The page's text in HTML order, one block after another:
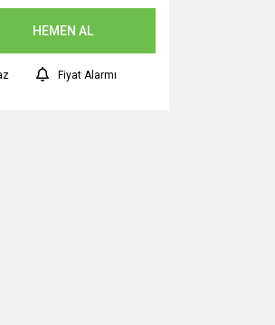
HEMEN AL
Fiyat Alarmı